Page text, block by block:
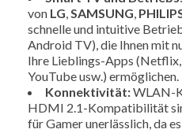
von LG SAMSUNG
schnelle und intuitive
Android TV), die Ihnen mit
Ihre Lieblings-Apps
YouTube usw.) ermöglichen.
Konnektivität:WLAN-
HDMI 2.1-Kompatibilität
für Gamer unerlässlich, da